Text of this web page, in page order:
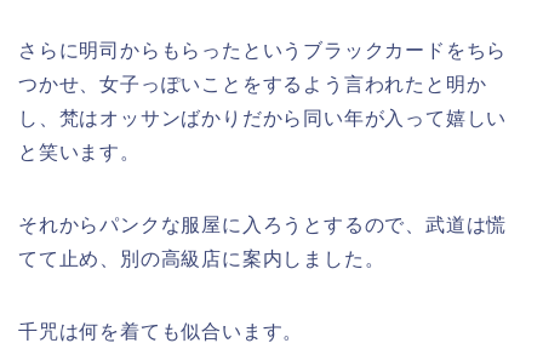
さらに明司からもらったというブラックカードをちら
つかせ、女子っぽいことをするよう言われたと明か
し、梵はオッサンばかりだから同い年が入って嬉しい
と笑います。
それからパンクな服屋に入ろうとするので、武道は慌
てて止め、別の高級店に案内しました。
千咒は何を着ても似合います。